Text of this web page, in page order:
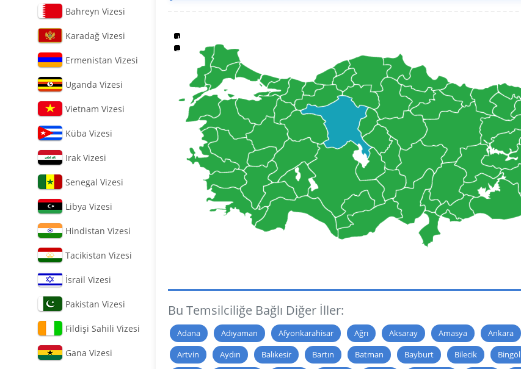
Bahreyn Vizesi
Karadağ Vizesi
Ermenistan Vizesi
Uganda Vizesi
Vietnam Vizesi
Küba Vizesi
Irak Vizesi
Senegal Vizesi
Libya Vizesi
Hindistan Vizesi
Tacikistan Vizesi
İsrail Vizesi
Pakistan Vizesi
Fildişi Sahili Vizesi
Gana Vizesi
+
−
Bu Temsilciliğe Bağlı Diğer İller:
Adana Adıyaman Afyonkarahisar Ağrı Aksaray Amasya Ankara
Artvin
Aydın Balıkesir Bartın Batman Bayburt Bilecik Bingöl